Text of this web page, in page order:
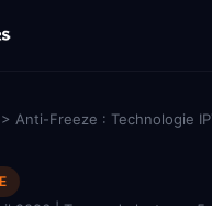
> Anti-Freeze : Technologie